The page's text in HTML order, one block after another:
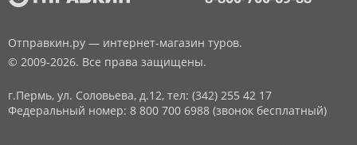
Отправкин.ру — интернет-магазин туров.
© 2009-2026. Все права защищены.
г.Пермь, ул. Соловьева, д.12, тел: (342) 255 42 17
Федеральный номер: 8 800 700 6988 (звонок бесплатный)